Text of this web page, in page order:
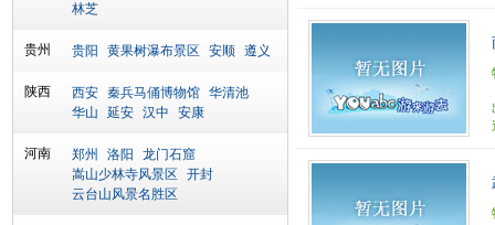
林芝
贵州 贵阳 黄果树瀑布景区 安顺 遵义
陕西 西安 秦兵马俑博物馆 华清池
华山
延安 汉中 安康
河南 郑州 洛阳
龙门石窟
嵩山少林寺风景区
开封
云台山风景名胜区